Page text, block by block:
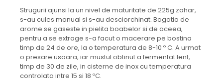
Strugurii ajunsi la un nivel de maturitate de 225g zahar,
s-au cules manual si s-au desciorchinat. Bogatia de
arome se gaseste in pielita boabelor si de aceea,
pentru a se extrage s-a facut o macerare pe bostina
timp de 24 de ore, la o temperatura de 8-10 º C. A urmat
o presare usoara, iar mustul obtinut a fermentat lent,
timp de 30 de zile, in cisterne de inox cu temperatura
controlata intre 15 si 18 ºC.